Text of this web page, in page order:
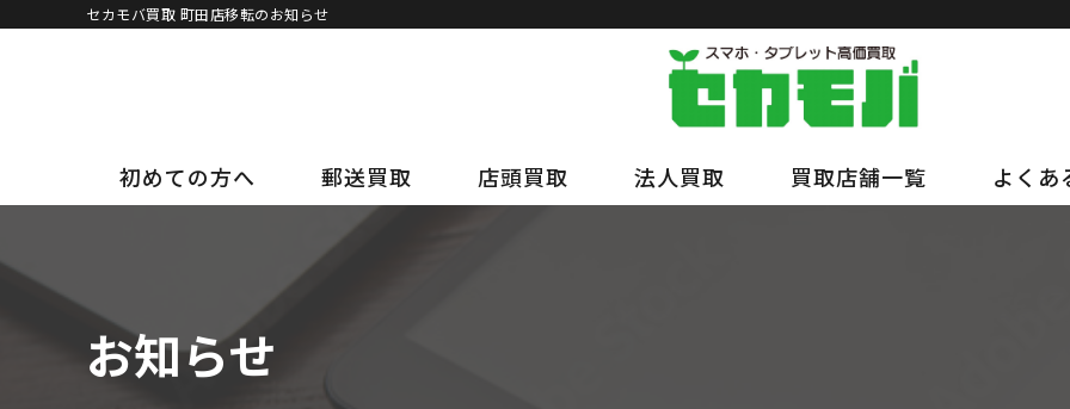
セカモバ買取 町田店移転のお知らせ
初めての方へ 郵送買取 店頭買取 法人買取 買取店舗一覧 よくあ
お知らせ